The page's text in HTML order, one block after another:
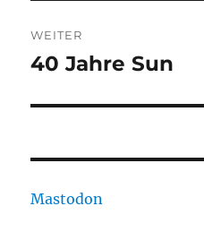
WEITER
Nächster
40 Jahre Sun
Mastodon